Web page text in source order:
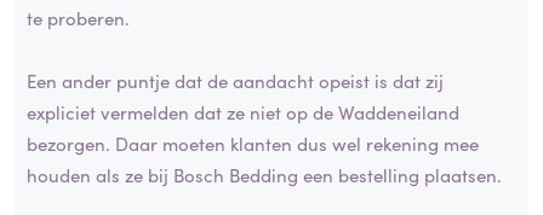
te proberen.
Een ander puntje dat de aandacht opeist is dat zij
expliciet vermelden dat ze niet op de Waddeneiland
bezorgen. Daar moeten klanten dus wel rekening mee
houden als ze bij Bosch Bedding een bestelling plaatsen.